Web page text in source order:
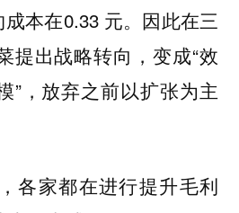
本在0.33 元。因此在三
提出战略转向，变成“效
”，放弃之前以扩张为主
各家都在进行提升毛利